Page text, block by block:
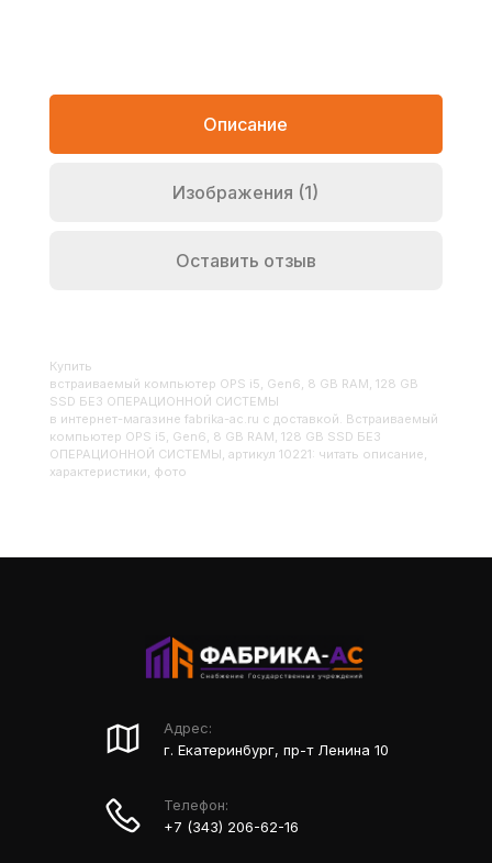
Описание
Изображения (1)
Оставить отзыв
Купить
Встраиваемый компьютер OPS i5, Gen6, 8 GB RAM, 128 GB
SSD БЕЗ ОПЕРАЦИОННОЙ СИСТЕМЫ
в интернет-магазине fabrika-ac.ru с доставкой. Встраиваемый
компьютер OPS i5, Gen6, 8 GB RAM, 128 GB SSD БЕЗ
ОПЕРАЦИОННОЙ СИСТЕМЫ, артикул 10221: читать описание,
характеристики, фото
Адрес:
г. Екатеринбург, пр-т Ленина 10
Телефон:
+7 (343) 206-62-16